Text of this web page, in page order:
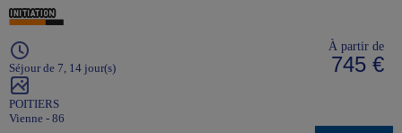
Séjour de 7, 14 jour(s)
POITIERS
Vienne - 86
À partir de
745 €